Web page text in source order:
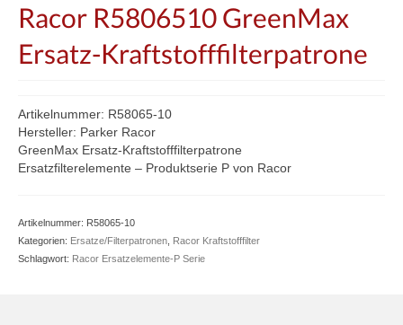
Racor R5806510 GreenMax
Ersatz-Kraftstofffilterpatrone
Artikelnummer: R58065-10
Hersteller: Parker Racor
GreenMax Ersatz-Kraftstofffilterpatrone
Ersatzfilterelemente – Produktserie P von Racor
Artikelnummer: R58065-10
Kategorien: Ersatze/Filterpatronen Racor Kraftstofffilter
Schlagwort: Racor Ersatzelemente-P Serie